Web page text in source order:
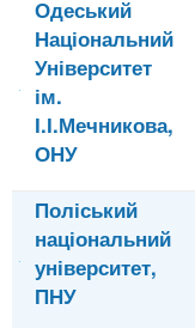
Одеський
Національний
Університет
ім.
І.І.Мечникова,
ОНУ
Поліський
національний
університет,
ПНУ